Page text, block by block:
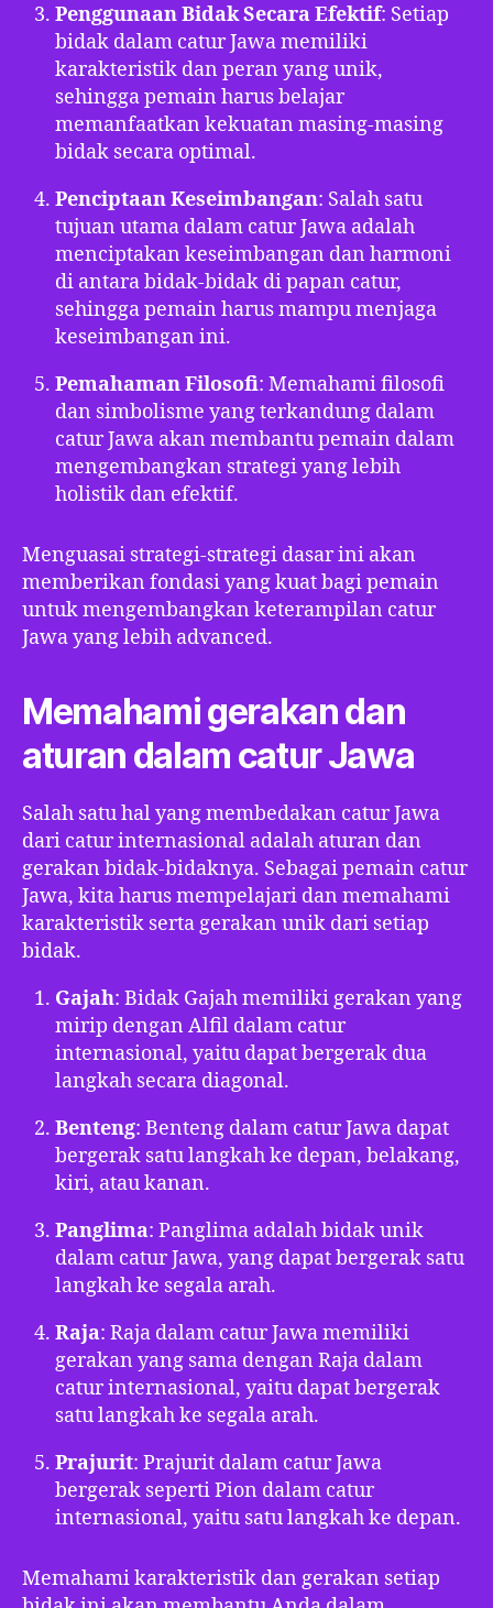
Penggunaan Bidak Secara Efektif: Setiap
bidak dalam catur Jawa memiliki
karakteristik dan peran yang unik,
sehingga pemain harus belajar
memanfaatkan kekuatan masing-masing
bidak secara optimal.
Penciptaan Keseimbangan: Salah satu
tujuan utama dalam catur Jawa adalah
menciptakan keseimbangan dan harmoni
di antara bidak-bidak di papan catur,
sehingga pemain harus mampu menjaga
keseimbangan ini.
Pemahaman Filosofi: Memahami filosofi
dan simbolisme yang terkandung dalam
catur Jawa akan membantu pemain dalam
mengembangkan strategi yang lebih
holistik dan efektif.
Menguasai strategi-strategi dasar ini akan
memberikan fondasi yang kuat bagi pemain
untuk mengembangkan keterampilan catur
Jawa yang lebih advanced.
Memahami gerakan dan
aturan dalam catur Jawa
Salah satu hal yang membedakan catur Jawa
dari catur internasional adalah aturan dan
gerakan bidak-bidaknya. Sebagai pemain catur
Jawa, kita harus mempelajari dan memahami
karakteristik serta gerakan unik dari setiap
bidak.
Gajah: Bidak Gajah memiliki gerakan yang
mirip dengan Alfil dalam catur
internasional, yaitu dapat bergerak dua
langkah secara diagonal.
Benteng: Benteng dalam catur Jawa dapat
bergerak satu langkah ke depan, belakang,
kiri, atau kanan.
Panglima: Panglima adalah bidak unik
dalam catur Jawa, yang dapat bergerak satu
langkah ke segala arah.
Raja: Raja dalam catur Jawa memiliki
gerakan yang sama dengan Raja dalam
catur internasional, yaitu dapat bergerak
satu langkah ke segala arah.
Prajurit: Prajurit dalam catur Jawa
bergerak seperti Pion dalam catur
internasional, yaitu satu langkah ke depan.
Memahami karakteristik dan gerakan setiap